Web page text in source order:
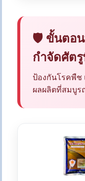
🛡️ ขั้นตอน
กำจัดศัต
ป้องกันโรคพืช
ผลผลิตที่สมบู